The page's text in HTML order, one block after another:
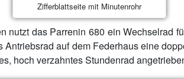
Zifferblattseite mit Minutenrohr
nutzt das Parrenin 680 ein Wechselrad
auf dem Federhaus eine
hoch verzahntes Stundenrad